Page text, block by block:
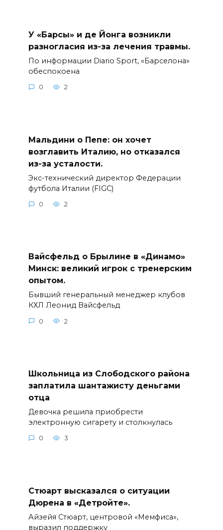
У «Барсы» и де Йонга возникли
разногласия из-за лечения травмы.
По информации Diario Sport, «Барселона»
обеспокоена
0 2
Мальдини о Пепе: он хочет
возглавить Италию, но отказался
из-за усталости.
Экс-технический директор Федерации
футбола Италии (FIGC)
0 2
Вайсфельд о Брылине в «Динамо»
Минск: великий игрок с тренерским
опытом.
Бывший генеральный менеджер клубов
КХЛ Леонид Вайсфельд
0 2
Школьница из Слободского района
заплатила шантажисту деньгами
отца
Девочка решила приобрести
электронную сигарету и столкнулась
0 3
Стюарт высказался о ситуации
Дюрена в «Детройте».
Айзейя Стюарт, центровой «Мемфиса»,
выразил поддержку